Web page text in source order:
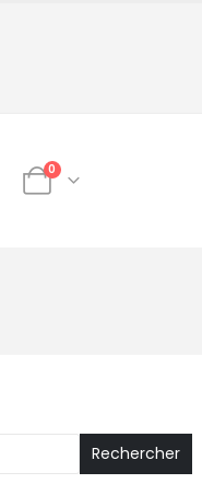
0
Rechercher